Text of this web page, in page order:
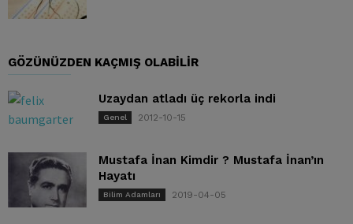
GÖZÜNÜZDEN KAÇMIŞ OLABILIR
Uzaydan atladı üç rekorla indi
Genel 2012-10-15
Mustafa İnan Kimdir ? Mustafa İnan’ın
Hayatı
Bilim Adamları 2019-04-05